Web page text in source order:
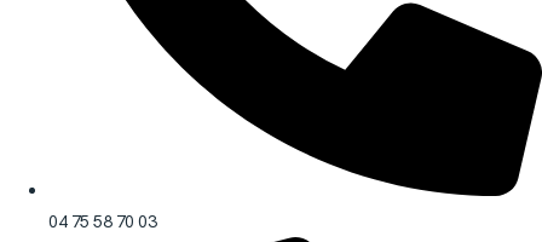
04 75 58 70 03